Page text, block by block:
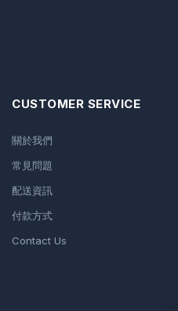
CUSTOMER SERVICE
關於我們
常見問題
配送資訊
付款方式
Contact Us